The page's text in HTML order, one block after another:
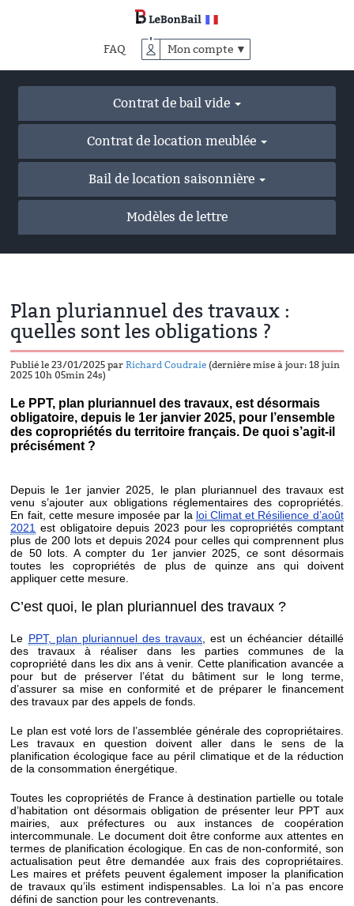
FAQ Mon compte ▼
Contrat de bail vide
Contrat de location meublée
Bail de location saisonnière
Modèles de lettre
Plan pluriannuel des travaux :
quelles sont les obligations ?
Publié le 23/01/2025 parRichard Coudraie (dernière mise à jour: 18 juin
2025 10h 05min 24s)
Le PPT, plan pluriannuel des travaux, est désormais
obligatoire, depuis le 1er janvier 2025, pour l’ensemble
des copropriétés du territoire français. De quoi s’agit-il
précisément ?
Depuis le 1er janvier 2025, le plan pluriannuel des travaux est
venu s’ajouter aux obligations réglementaires des copropriétés.
En fait, cette mesure imposée par la loi Climat et Résilience d’août
2021 est obligatoire depuis 2023 pour les copropriétés comptant
plus de 200 lots et depuis 2024 pour celles qui comprennent plus
de 50 lots. A compter du 1er janvier 2025, ce sont désormais
toutes les copropriétés de plus de quinze ans qui doivent
appliquer cette mesure.
C’est quoi, le plan pluriannuel des travaux ?
Le PPT, plan pluriannuel des travaux , est un échéancier détaillé
des travaux à réaliser dans les parties communes de la
copropriété dans les dix ans à venir. Cette planification avancée a
pour but de préserver l’état du bâtiment sur le long terme,
d’assurer sa mise en conformité et de préparer le financement
des travaux par des appels de fonds.
Le plan est voté lors de l’assemblée générale des copropriétaires.
Les travaux en question doivent aller dans le sens de la
planification écologique face au péril climatique et de la réduction
de la consommation énergétique.
Toutes les copropriétés de France à destination partielle ou totale
d’habitation ont désormais obligation de présenter leur PPT aux
mairies, aux préfectures ou aux instances de coopération
intercommunale. Le document doit être conforme aux attentes en
termes de planification écologique. En cas de non-conformité, son
actualisation peut être demandée aux frais des copropriétaires.
Les maires et préfets peuvent également imposer la planification
de travaux qu’ils estiment indispensables. La loi n’a pas encore
défini de sanction pour les contrevenants.